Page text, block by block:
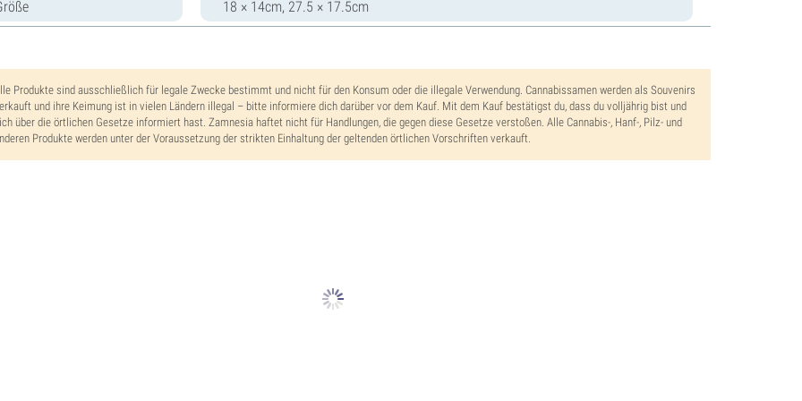
18 × 14cm, 27.5 × 17.5cm
Produkte sind ausschließlich für legale Zwecke bestimmt und nicht für den Konsum oder die illegale Verwendung. Cannabissamen werden als Souvenirs
und ihre Keimung ist in vielen Ländern illegal – bitte informiere dich darüber vor dem Kauf. Mit dem Kauf bestätigst du, dass du volljährig bist und
über die örtlichen Gesetze informiert hast. Zamnesia haftet nicht für Handlungen, die gegen diese Gesetze verstoßen. Alle Cannabis-, Hanf-, Pilz- und
Produkte werden unter der Voraussetzung der strikten Einhaltung der geltenden örtlichen Vorschriften verkauft.